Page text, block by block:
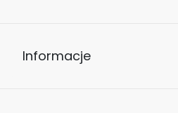
Informacje